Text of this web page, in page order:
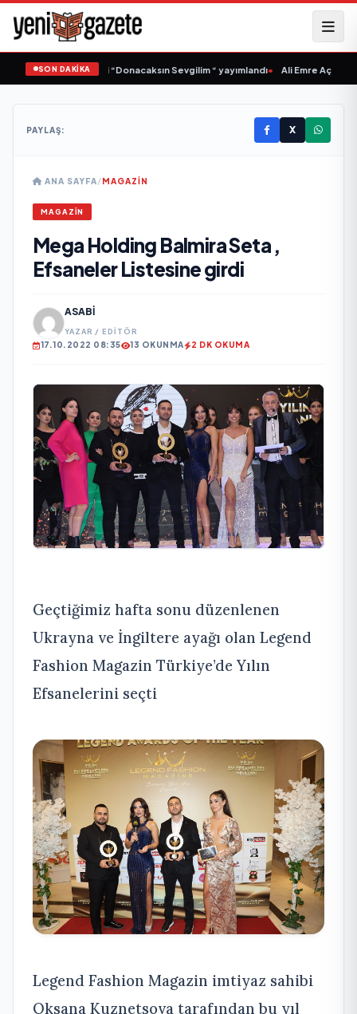
SON DAKİKA
‘dan İkinci Tekli “Donacaksın Sevgilim “ yayımlandı• Ali Emre Açıkgöz
PAYLAŞ: X
ANA SAYFA/MAGAZIN
MAGAZIN
Mega Holding Balmira Seta ,
Efsaneler Listesine girdi
ASABI
YAZAR / EDITÖR
17.10.2022 08:35 13 OKUNMA 2 DK OKUMA
Geçtiğimiz hafta sonu düzenlenen
Ukrayna ve İngiltere ayağı olan Legend
Fashion Magazin Türkiye’de Yılın
Efsanelerini seçti
Legend Fashion Magazin imtiyaz sahibi
Oksana Kuznetsova tarafından bu yıl